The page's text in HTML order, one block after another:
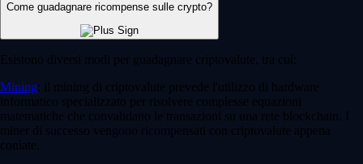
Come guadagnare ricompense sulle crypto?
Esistono diversi modi per guadagnare criptovalute, tra cui:
Mining: il mining di criptovalute prevede l'utilizzo di hardware
informatico specializzato per risolvere complesse equazioni
matematiche che convalidano le transazioni su una rete blockchain. I
miner di successo vengono ricompensati con criptovalute appena
coniate.